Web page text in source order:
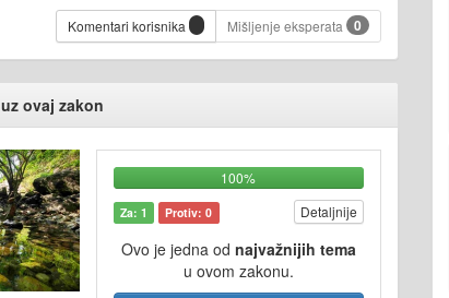
Komentari korisnika Mišljenje eksperata 0
ovaj zakon
100%
Za: 1 Protiv: 0 Detaljnije
Ovo je jedna od najvažnijih tema
u ovom zakonu.